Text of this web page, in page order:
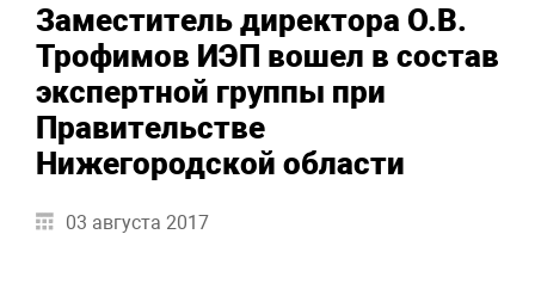
Заместитель директора О.В.
Трофимов ИЭП вошел в состав
экспертной группы при
Правительстве
Нижегородской области
03 августа 2017